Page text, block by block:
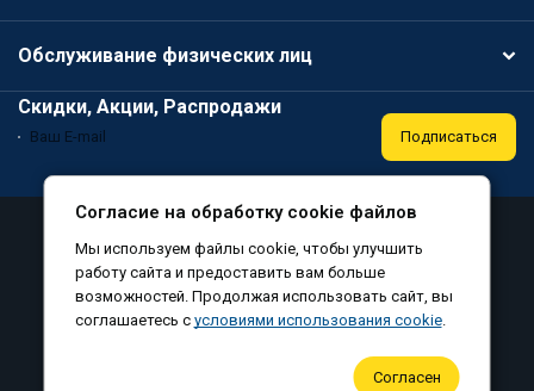
Обслуживание физических лиц
Скидки, Акции, Распродажи
Подписаться
Политика конфиденциальности
Соглашение на обработку персональных данных
Согласие на обработку файлов cookie
Согласие на обработку cookie файлов
Мы используем файлы cookie, чтобы улучшить
работу сайта и предоставить вам больше
возможностей. Продолжая использовать сайт, вы
соглашаетесь с условиями использования cookie.
Согласен